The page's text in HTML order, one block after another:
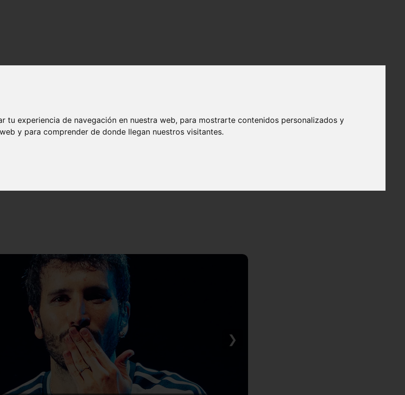
tu experiencia de navegación en nuestra web, para mostrarte contenidos personalizados y
y para comprender de donde llegan nuestros visitantes.
de calidad en imagenestop.net.
❯